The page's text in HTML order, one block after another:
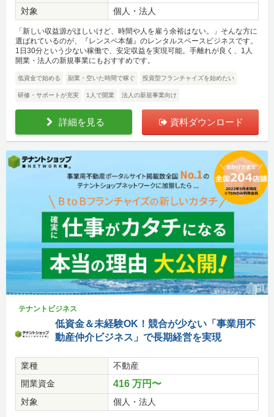
対象 個人・法人
「新しい収益源がほしいけど、時間や人を雇う余裕はない。」そんな方に
選ばれているのが、『レンスペ本舗』のレンタルスペースビジネスです。
1日30分という少ない稼働で、安定収益を実現可能。手離れが良く、1人
開業・法人の新規事業にもおすすめです。
低資金で始める 副業・空いた時間で稼ぐ 投資型フランチャイズを始めたい
研修・サポートが充実 1人で開業 法人の新規事業向け
詳細を見る 資料ダウンロード
テナントビジネス
低資金＆未経験OK！競合が少ない「事業用不
動産仲介ビジネス」で長期経営を実現
業種
不動産
開業資金
416 万円〜
対象 個人・法人